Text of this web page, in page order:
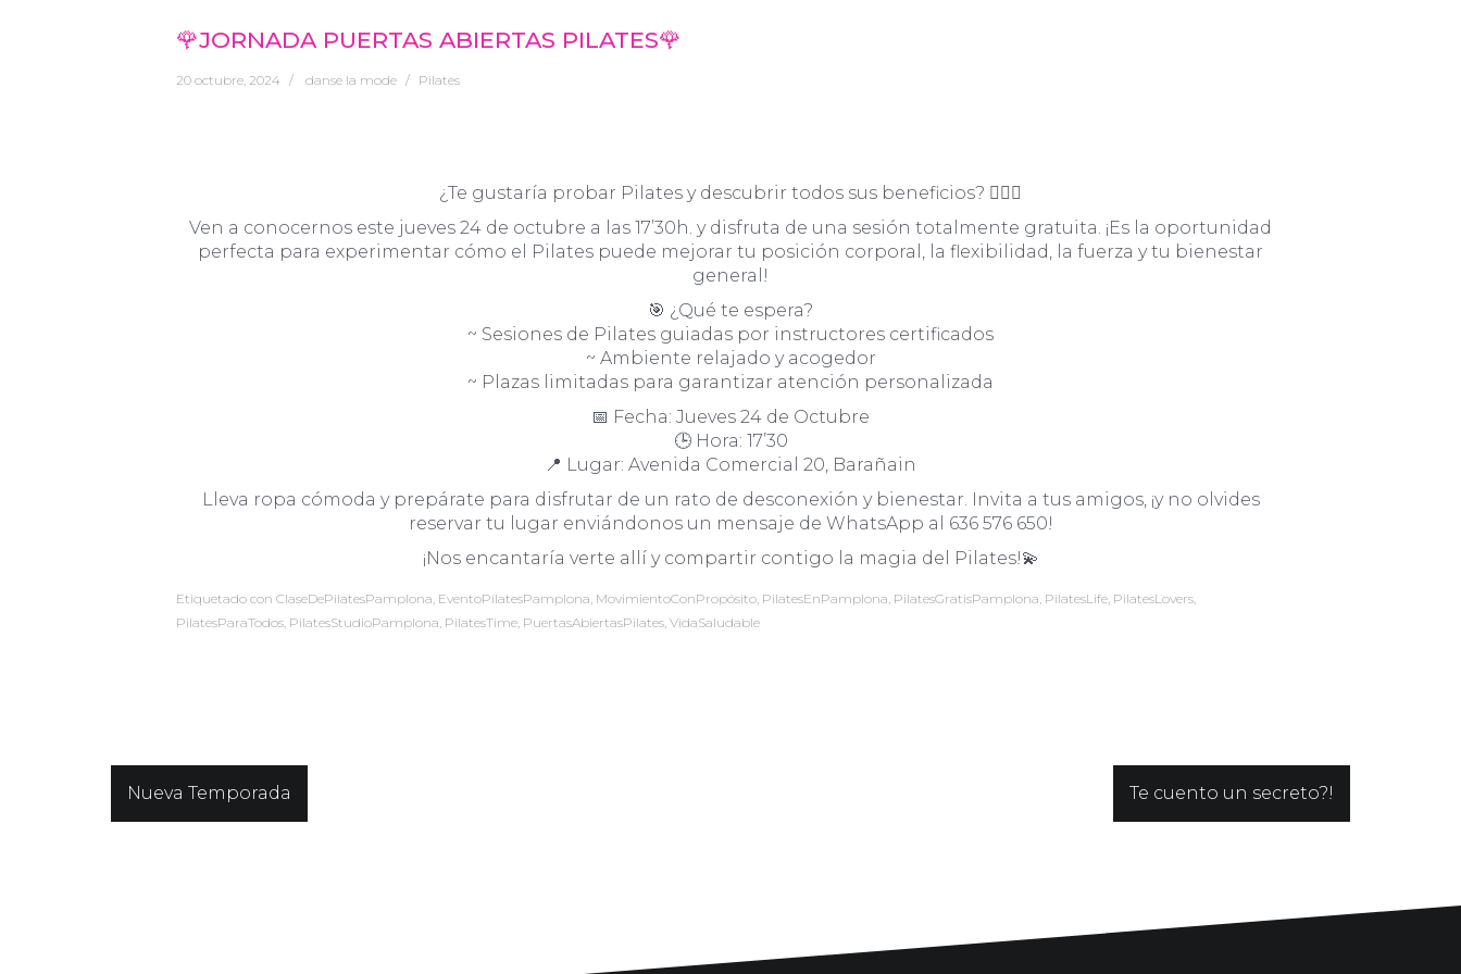
🌹JORNADA PUERTAS ABIERTAS PILATES🌹
20 octubre, 2024 danse la mode Pilates
¿Te gustaría probar Pilates y descubrir todos sus beneficios? 🧘‍♀️✨
Ven a conocernos este jueves 24 de octubre a las 17’30h. y disfruta de una sesión totalmente gratuita. ¡Es la oportunidad
perfecta para experimentar cómo el Pilates puede mejorar tu posición corporal, la flexibilidad, la fuerza y tu bienestar
general!
🎯 ¿Qué te espera?
~ Sesiones de Pilates guiadas por instructores certificados
~ Ambiente relajado y acogedor
~ Plazas limitadas para garantizar atención personalizada
📅 Fecha: Jueves 24 de Octubre
🕒 Hora: 17’30
📍 Lugar: Avenida Comercial 20, Barañain
Lleva ropa cómoda y prepárate para disfrutar de un rato de desconexión y bienestar. Invita a tus amigos, ¡y no olvides
reservar tu lugar enviándonos un mensaje de WhatsApp al 636 576 650!
¡Nos encantaría verte allí y compartir contigo la magia del Pilates!💫
Etiquetado con ClaseDePilatesPamplona, EventoPilatesPamplona, MovimientoConPropósito, PilatesEnPamplona, PilatesGratisPamplona, PilatesLife, PilatesLovers,
PilatesParaTodos, PilatesStudioPamplona, PilatesTime, PuertasAbiertasPilates, VidaSaludable
Navegación
Nueva Temporada Te cuento un secreto?!